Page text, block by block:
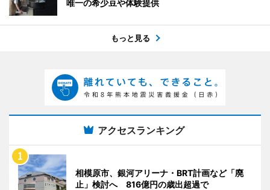
唯一の希少豆や体験提供
もっと見る
アクセスランキング
相模原市、銀河アリーナ・BRT計画など「廃
止」検討へ 816億円の歳出超過で